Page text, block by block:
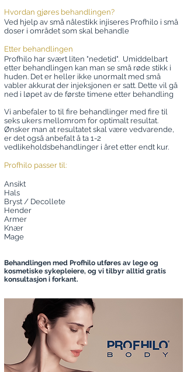
Hvordan gjøres behandlingen?
Ved hjelp av små nålestikk injiseres Profhilo i små
doser i området som skal behandle
Etter behandlingen
Profhilo har svært liten "nedetid". Umiddelbart
etter behandlingen kan man se små røde stikk i
huden. Det er heller ikke unormalt med små
vabler akkurat der injeksjonen er satt. Dette vil gå
ned i løpet av de første timene etter behandling
Vi anbefaler to til fire behandlinger med fire til
seks ukers mellomrom for optimalt resultat.
Ønsker man at resultatet skal være vedvarende,
er det også anbefalt å ta 1-2
vedlikeholdsbehandlinger i året etter endt kur.
Profhilo passer til:
Ansikt
Hals
Bryst / Decollete
Hender
Armer
Knær
Mage
Behandlingen med Profhilo utføres av lege og
kosmetiske sykepleiere, og vi tilbyr alltid gratis
konsultasjon i forkant.